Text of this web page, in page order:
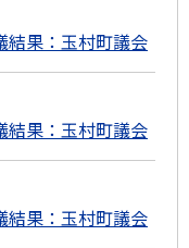
果：玉村町議会
果：玉村町議会
果：玉村町議会